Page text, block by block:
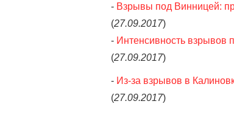
- Взрывы под Винницей:
(27.09.2017)
- Интенсивность взрывов
(27.09.2017)
- Из-за взрывов в
(27.09.2017)